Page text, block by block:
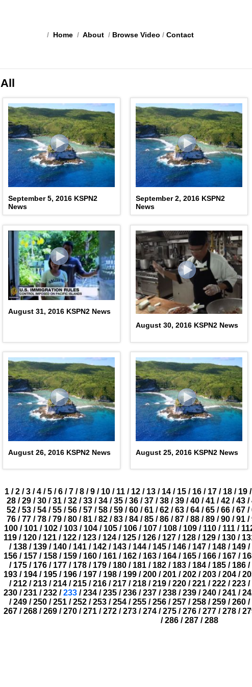
/ Home / About / Browse Video / Contact
All
September 5, 2016 KSPN2
News
September 2, 2016 KSPN2
News
August 31, 2016 KSPN2 News
August 30, 2016 KSPN2 News
August 26, 2016 KSPN2 News August 25, 2016 KSPN2 News
1 / 2 / 3 / 4 / 5 / 6 / 7 / 8 / 9 / 10 / 11 / 12 / 13 / 14 / 15 / 16 / 17 / 18 / 19 /
28 / 29 / 30 / 31 / 32 / 33 / 34 / 35 / 36 / 37 / 38 / 39 / 40 / 41 / 42 / 43 /
52 / 53 / 54 / 55 / 56 / 57 / 58 / 59 / 60 / 61 / 62 / 63 / 64 / 65 / 66 / 67 /
76 / 77 / 78 / 79 / 80 / 81 / 82 / 83 / 84 / 85 / 86 / 87 / 88 / 89 / 90 / 91 /
100/ 101/ 102/ 103/ 104/ 105/ 106/ 107/ 108/ 109/ 110/ 111/
119 / 120 / 121 / 122 / 123 / 124 / 125 / 126 / 127 / 128 / 129 / 130 /
/ 138 / 139 / 140 / 141 / 142 / 143 / 144 / 145 / 146 / 147 / 148 / 149 /
156/ 157/ 158/ 159/ 160/ 161/ 162/ 163/ 164/ 165/ 166/ 167/
/ 175 / 176 / 177 / 178 / 179 / 180 / 181 / 182 / 183 / 184 / 185 / 186 /
193 / 194 / 195 / 196 / 197 / 198 / 199 / 200 / 201 / 202 / 203 / 204 /
/ 212 / 213 / 214 / 215 / 216 / 217 / 218 / 219 / 220 / 221 / 222 / 223 /
230/ 231/ 232/ 233/ 234/ 235/ 236/ 237/ 238/ 239/ 240/ 241/
/ 249 / 250 / 251 / 252 / 253 / 254 / 255 / 256 / 257 / 258 / 259 / 260 /
267/ 268/ 269/ 270/ 271/ 272/ 273/ 274/ 275/ 276/ 277/ 278/
/ 286/ 287/ 288